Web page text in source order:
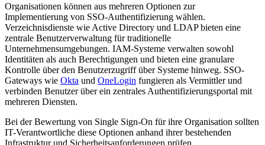
Organisationen können aus mehreren Optionen zur
Implementierung von SSO-Authentifizierung wählen.
Verzeichnisdienste wie Active Directory und LDAP bieten eine
zentrale Benutzerverwaltung für traditionelle
Unternehmensumgebungen. IAM-Systeme verwalten sowohl
Identitäten als auch Berechtigungen und bieten eine granulare
Kontrolle über den Benutzerzugriff über Systeme hinweg. SSO-
Gateways wie Okta und OneLogin fungieren als Vermittler und
verbinden Benutzer über ein zentrales Authentifizierungsportal mit
mehreren Diensten.
Bei der Bewertung von Single Sign-On für ihre Organisation sollten
IT-Verantwortliche diese Optionen anhand ihrer bestehenden
Infrastruktur und Sicherheitsanforderungen prüfen.